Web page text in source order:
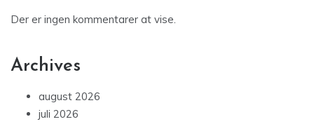
Der er ingen kommentarer at vise.
Archives
august 2026
juli 2026